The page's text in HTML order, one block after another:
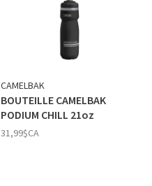
CAMELBAK
BOUTEILLE CAMELBAK
PODIUM CHILL 21oz
31,99$CA